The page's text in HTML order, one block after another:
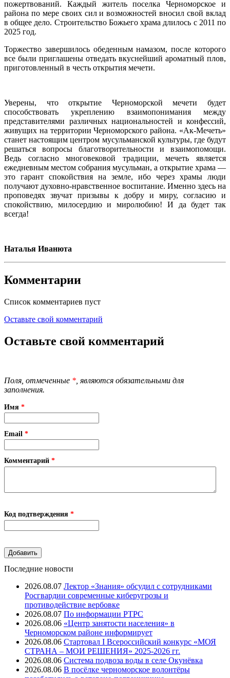
пожертвований. Каждый житель поселка Черноморское и
района по мере своих сил и возможностей вносил свой вклад
в общее дело. Строительство Божьего храма длилось с 2011 по
2025 год.
Торжество завершилось обеденным намазом, после которого
все были приглашены отведать вкуснейший ароматный плов,
приготовленный в честь открытия мечети.
Уверены, что открытие Черноморской мечети будет
способствовать укреплению взаимопонимания между
представителями различных национальностей и конфессий,
живущих на территории Черноморского района. «Ак-Мечеть»
станет настоящим центром мусульманской культуры, где будут
решаться вопросы благотворительности и взаимопомощи.
Ведь согласно многовековой традиции, мечеть является
ежедневным местом собрания мусульман, а открытие храма —
это гарант спокойствия на земле, ибо через храмы люди
получают духовно-нравственное воспитание. Именно здесь на
проповедях звучат призывы к добру и миру, согласию и
спокойствию, милосердию и миролюбию! И да будет так
всегда!
Наталья Иванюта
Комментарии
Список комментариев пуст
Оставьте свой комментарий
Оставьте свой комментарий
Поля, отмеченные * , являются обязательными для
заполнения.
Имя *
Email *
Комментарий *
Код подтверждения *
Последние новости
2026.08.07 Лектор «Знания» обсудил с сотрудниками
Росгвардии современные киберугрозы и
противодействие вербовке
2026.08.07 ⁠По информации РТРС
2026.08.06 «Центр занятости населения» в
Черноморском районе информирует
2026.08.06 Стартовал I Всероссийский конкурс «МОЯ
СТРАНА – МОИ РЕШЕНИЯ» 2025-2026 гг.
2026.08.06 Система подвоза воды в селе Окунёвка
2026.08.06 В посёлке черноморское волонтёры